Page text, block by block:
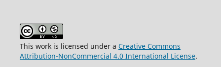
This work is licensed under a Creative Commons
Attribution-NonCommercial 4.0 International License.